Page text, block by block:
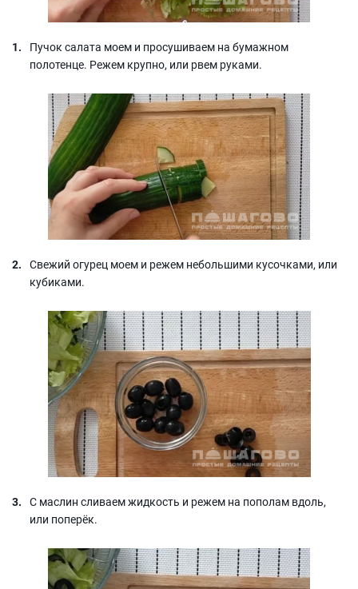
Пучок салата моем и просушиваем на бумажном
полотенце. Режем крупно, или рвем руками.
Свежий огурец моем и режем небольшими кусочками, или
кубиками.
С маслин сливаем жидкость и режем на пополам вдоль,
или поперёк.